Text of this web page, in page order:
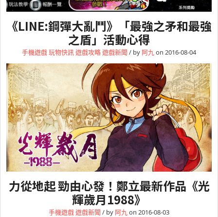
《LINE:鋼彈大亂鬥》「最強之矛和最強
之盾」活動心得
手機遊戲玩物快訊遊戲攻略遊戲新聞 / by 阿九on 2016-08-04
力從地起 勁由心發！鄭立最新作品《光
輝歲月1988》
手機遊戲遊戲新聞 / by 阿九on 2016-08-03